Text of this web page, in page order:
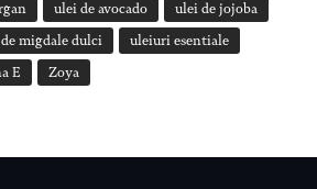
ulei de avocado ulei de jojoba
migdale dulci uleiuri esentiale
E Zoya